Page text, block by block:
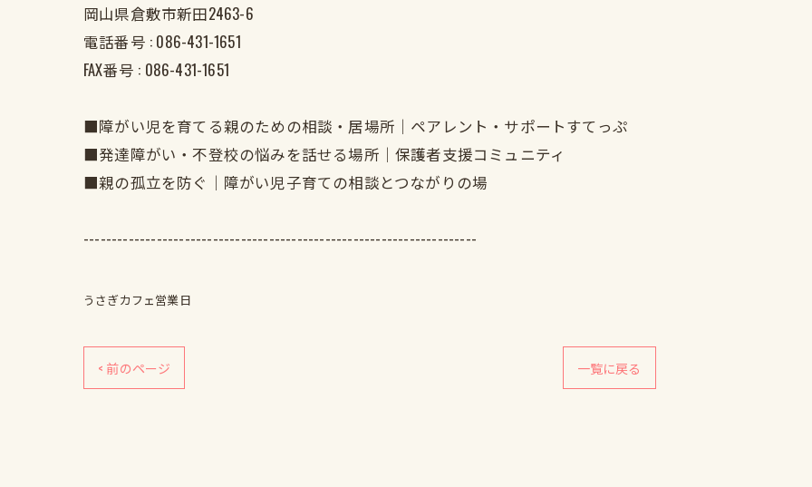
岡山県倉敷市新田2463-6
電話番号 : 086-431-1651
FAX番号 : 086-431-1651
■障がい児を育てる親のための相談・居場所｜ペアレント・サポートすてっぷ
■発達障がい・不登校の悩みを話せる場所｜保護者支援コミュニティ
■親の孤立を防ぐ｜障がい児子育ての相談とつながりの場
----------------------------------------------------------------------
うさぎカフェ営業日
< 前のページ 一覧に戻る